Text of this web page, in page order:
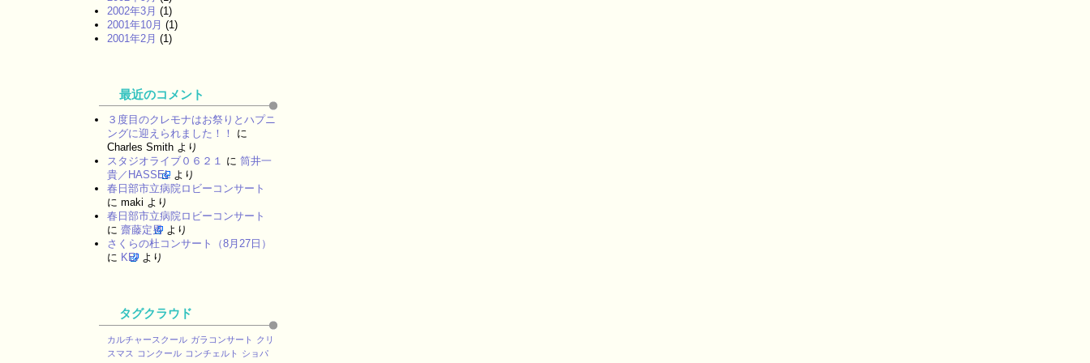
2002年3月 (1)
2001年10月 (1)
2001年2月 (1)
最近のコメント
３度目のクレモナはお祭りとハプニ
ングに迎えられました！！
に
Charles Smith より
スタジオライブ０６２１ に 筒井一
貴／HASSEL より
春日部市立病院ロビーコンサート
に maki より
春日部市立病院ロビーコンサート
に 齋藤定男 より
さくらの杜コンサート（8月27日）
に KEI より
タグクラウド
カルチャースクール ガラコンサート
クリ
スマス
コンクール コンチェルト
ショパ